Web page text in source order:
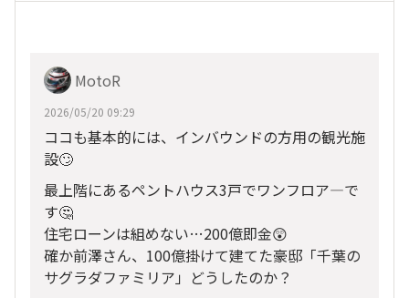
MotoR
2026/05/20 09:29
ココも基本的には、インバウンドの方用の観光施
設🙄
最上階にあるペントハウス3戸でワンフロア―で
す🤔
住宅ローンは組めない…200億即金😲
確か前澤さん、100億掛けて建てた豪邸「千葉の
サグラダファミリア」どうしたのか？